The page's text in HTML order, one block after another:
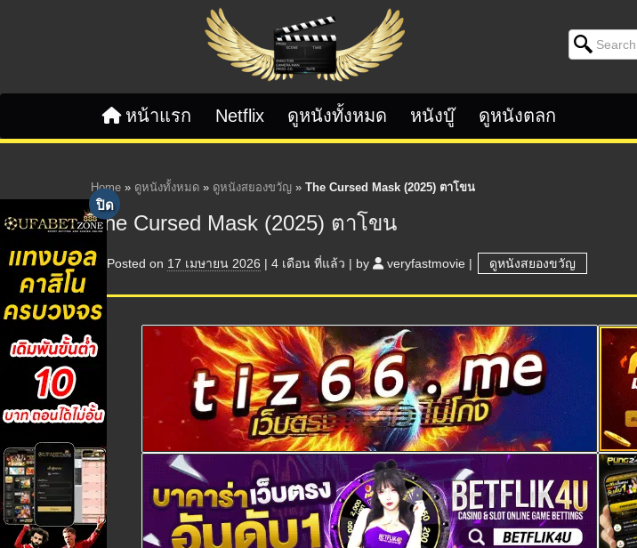
Search for:
หน้าแรก Netflix ดูหนังทั้งหมด หนังบู๊ ดูหนังตลก
Home » ดูหนังทั้งหมด » ดูหนังสยองขวัญ » The Cursed Mask (2025) ตาโขน
The Cursed Mask (2025) ตาโขน
Posted on 17 เมษายน 2026 | 4 เดือน ที่แล้ว | by veryfastmovie | ดูหนังสยองขวัญ